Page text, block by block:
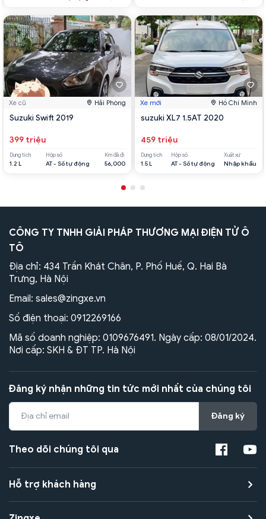
Xe cũ Hải Phòng
Suzuki Swift 2019
399 triệu
Dung tích
1.2 L
Hộp số
AT - Số tự động
Km đã đi
56,000
Xe mới Hồ Chí Minh
suzuki XL7 1.5AT 2020
459 triệu
Dung tích
1.5 L
Hộp số
AT - Số tự động
Xuất xứ
Nhập khẩu
CÔNG TY TNHH GIẢI PHÁP THƯƠNG MẠI ĐIỆN TỬ Ô
TÔ
Địa chỉ: 434 Trần Khát Chân, P. Phố Huế, Q. Hai Bà
Trưng, Hà Nội
Email: sales@zingxe.vn
Số điện thoại: 0912269166
Mã số doanh nghiệp: 0109676491. Ngày cấp: 08/01/2024.
Nơi cấp: SKH & ĐT TP. Hà Nội
Đăng ký nhận những tin tức mới nhất của chúng tôi
Đăng ký
Theo dõi chúng tôi qua
Hỗ trợ khách hàng